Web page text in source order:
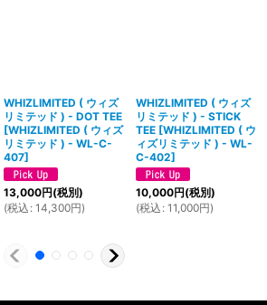
WHIZLIMITED ( ウィズ
リミテッド ) - DOT TEE
[WHIZLIMITED ( ウィズ
リミテッド ) - WL-C-
407]
13,000円(税別)
(税込 : 14,300円)
WHIZLIMITED ( ウィズ
リミテッド ) - STICK
TEE [WHIZLIMITED ( ウ
ィズリミテッド ) - WL-
C-402]
10,000円(税別)
(税込 : 11,000円)